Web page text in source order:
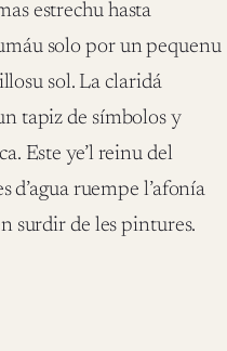
estrechu hasta
solo por un pequenu
sol. La claridá
tapiz de símbolos y
Este ye’l reinu del
d’agua ruempe l’afonía
surdir de les pintures.